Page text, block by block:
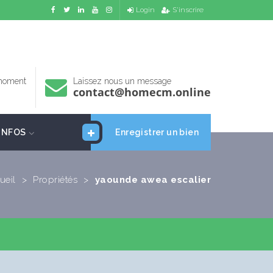
Login S'inscrire
Laissez nous un message
contact@homecm.online
Enregistrer un bien
> Propriétés > yaounde awea escalier